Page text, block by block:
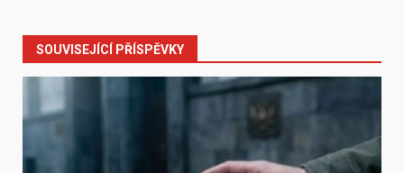
SOUVISEJÍCÍ PŘÍSPĚVKY